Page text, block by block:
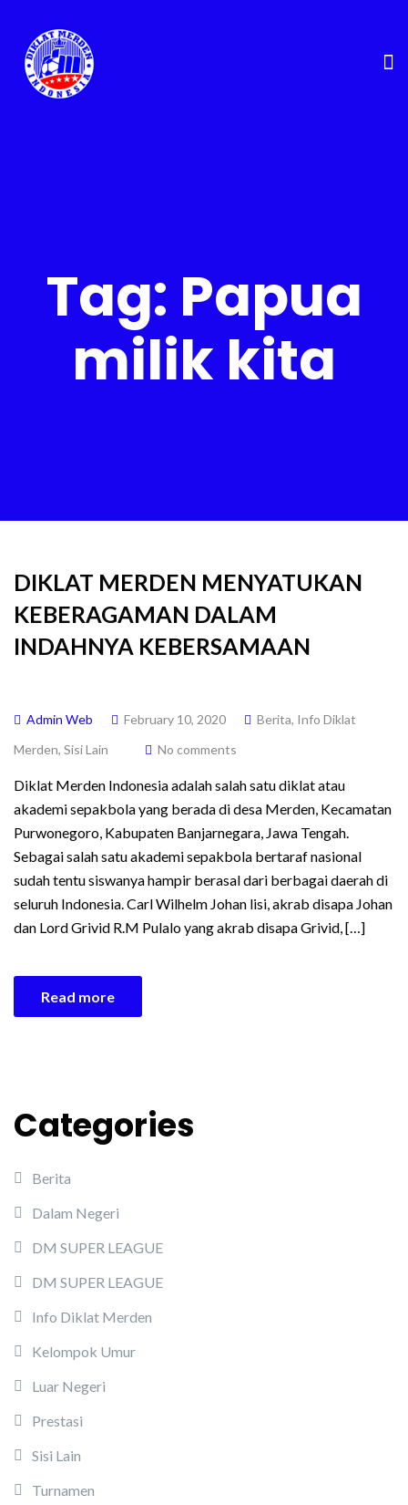
Tag: Papua
milik kita
DIKLAT MERDEN MENYATUKAN
KEBERAGAMAN DALAM
INDAHNYA KEBERSAMAAN
Admin Web February 10, 2020 Berita, Info Diklat
Merden, Sisi Lain No comments
Diklat Merden Indonesia adalah salah satu diklat atau
akademi sepakbola yang berada di desa Merden, Kecamatan
Purwonegoro, Kabupaten Banjarnegara, Jawa Tengah.
Sebagai salah satu akademi sepakbola bertaraf nasional
sudah tentu siswanya hampir berasal dari berbagai daerah di
seluruh Indonesia. Carl Wilhelm Johan lisi, akrab disapa Johan
dan Lord Grivid R.M Pulalo yang akrab disapa Grivid, […]
Read more
Categories
Berita
Dalam Negeri
DM SUPER LEAGUE
DM SUPER LEAGUE
Info Diklat Merden
Kelompok Umur
Luar Negeri
Prestasi
Sisi Lain
Turnamen